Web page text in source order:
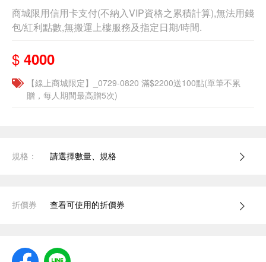
商城限用信用卡支付(不納入VIP資格之累積計算),無法用錢
包/紅利點數,無搬運上樓服務及指定日期/時間.
$ 4000
【線上商城限定】_0729-0820 滿$2200送100點(單筆不累
贈，每人期間最高贈5次)
規格： 請選擇數量、規格
折價券 查看可使用的折價券